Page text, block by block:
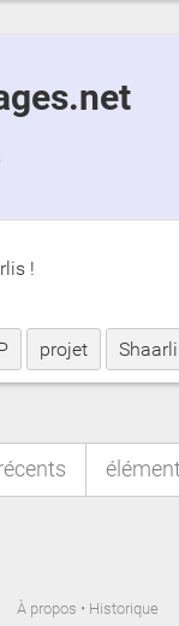
!
projet Shaarli
À propos • Historique